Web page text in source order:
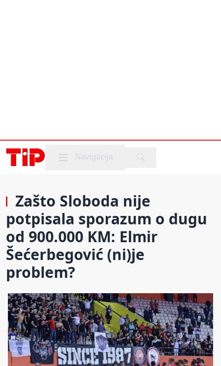
Mobile menu
Navigacija
Zašto Sloboda nije
potpisala sporazum o dugu
od 900.000 KM: Elmir
Šećerbegović (ni)je
problem?